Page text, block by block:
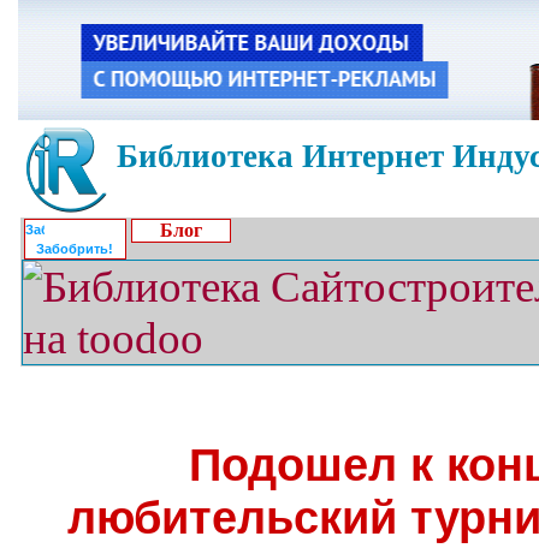
Библиотека Интернет
Забобрить!
Блог
Подошел к
любительский